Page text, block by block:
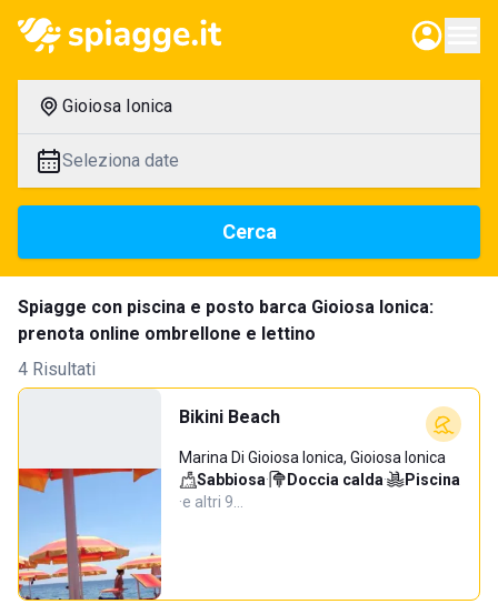
Gioiosa Ionica
Seleziona date
Cerca
Spiagge con piscina e posto barca Gioiosa Ionica:
prenota online ombrellone e lettino
4 Risultati
Bikini Beach
Marina Di Gioiosa Ionica, Gioiosa Ionica
Sabbiosa· Doccia calda·
Piscina
·e altri 9…